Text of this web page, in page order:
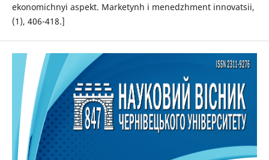
ekonomichnyi aspekt. Marketynh i menedzhment innovatsii,
(1), 406-418.]